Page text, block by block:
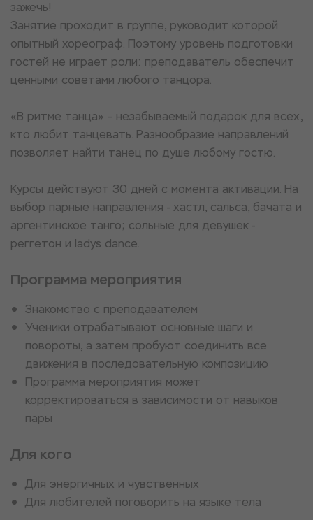
зажечь!
Занятие проходит в группе, руководит которой
опытный хореограф. Поэтому уровень подготовки
гостей не играет роли: преподаватель обеспечит
ценными советами любого танцора.
«В ритме танца» – незабываемый подарок для всех,
кто любит танцевать. Разнообразие направлений
позволяет найти танец по душе любому гостю.
Курсы действуют 30 дней с момента активации. На
выбор парные направления - хастл, сальса, бачата и
аргентинское танго; сольные для девушек -
реггетон и ladys dance.
Программа мероприятия
Знакомство с преподавателем
Ученики отрабатывают основные шаги и
повороты, а затем пробуют соединить все
движения в последовательную композицию
Программа мероприятия может
корректироваться в зависимости от навыков
пары
Для кого
Для энергичных и чувственных
Для любителей поговорить на языке тела